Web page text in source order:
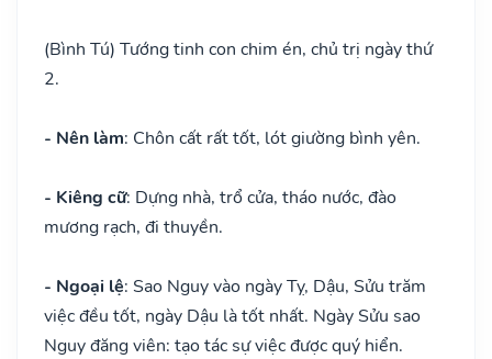
(Bình Tú) Tướng tinh con chim én, chủ trị ngày thứ
2.
- Nên làm: Chôn cất rất tốt, lót giường bình yên.
- Kiêng cữ: Dựng nhà, trổ cửa, tháo nước, đào
mương rạch, đi thuyền.
- Ngoại lệ: Sao Nguy vào ngày Tỵ, Dậu, Sửu trăm
việc đều tốt, ngày Dậu là tốt nhất. Ngày Sửu sao
Nguy đăng viên: tạo tác sự việc được quý hiển.